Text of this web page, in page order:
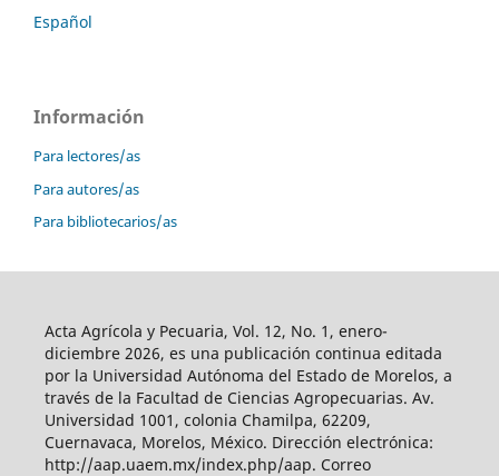
Español
Información
Para lectores/as
Para autores/as
Para bibliotecarios/as
Acta Agrícola y Pecuaria, Vol. 12, No. 1, enero-
diciembre 2026, es una publicación continua editada
por la Universidad Autónoma del Estado de Morelos, a
través de la Facultad de Ciencias Agropecuarias. Av.
Universidad 1001, colonia Chamilpa, 62209,
Cuernavaca, Morelos, México. Dirección electrónica:
http://aap.uaem.mx/index.php/aap. Correo